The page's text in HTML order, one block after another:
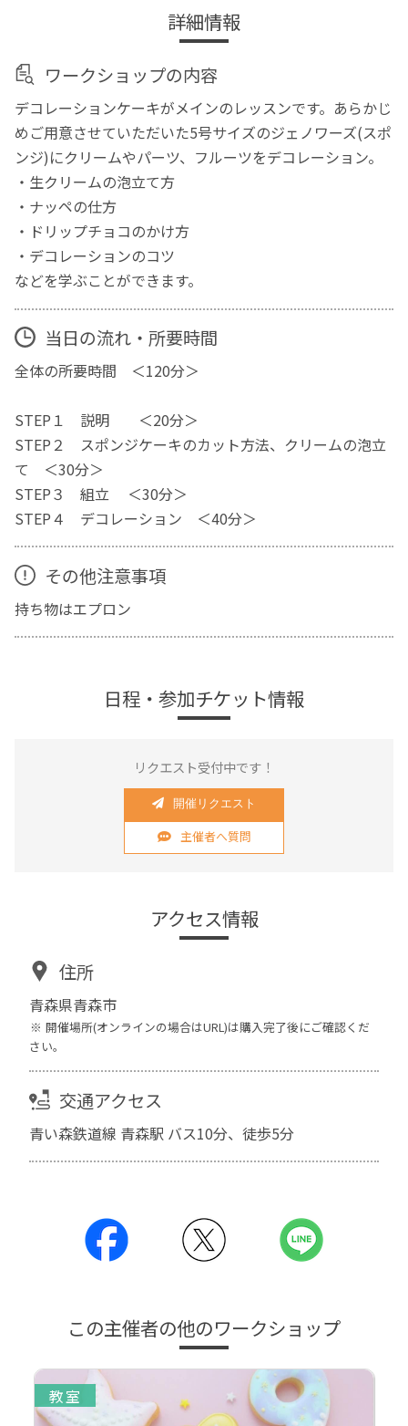
詳細情報
ワークショップの内容
デコレーションケーキがメインのレッスンです。あらかじ
めご用意させていただいた5号サイズのジェノワーズ(スポ
ンジ)にクリームやパーツ、フルーツをデコレーション。
・生クリームの泡立て方
・ナッペの仕方
・ドリップチョコのかけ方
・デコレーションのコツ
などを学ぶことができます。
当日の流れ・所要時間
全体の所要時間 ＜120分＞
STEP１ 説明 ＜20分＞
STEP２ スポンジケーキのカット方法、クリームの泡立
て ＜30分＞
STEP３ 組立 ＜30分＞
STEP４ デコレーション ＜40分＞
その他注意事項
持ち物はエプロン
日程・参加チケット情報
リクエスト受付中です！
開催リクエスト
主催者へ質問
アクセス情報
住所
青森県青森市
開催場所(オンラインの場合はURL)は購入完了後にご確認くだ
さい。
交通アクセス
青い森鉄道線 青森駅 バス10分、徒歩5分
この主催者の他のワークショップ
教室